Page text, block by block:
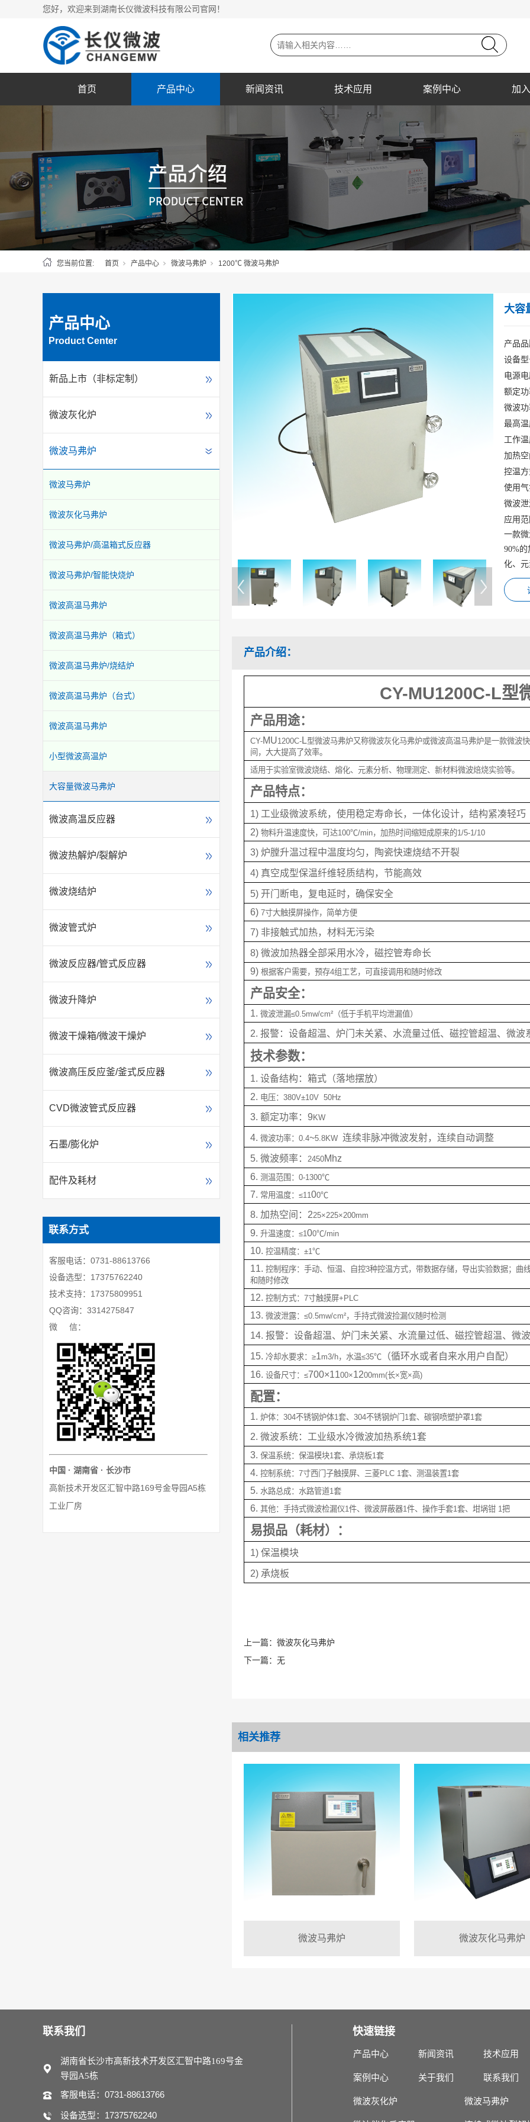
您好，欢迎来到湖南长仪微波科技有限公司官网！
首页 产品中心 新闻资讯 技术应用 案例中心 加
您当前位置: 首页 产品中心 微波马弗炉 1200℃ 微波马弗炉
产品中心
Product Center
新品上市（非标定制）
微波灰化炉
微波马弗炉
微波马弗炉
微波灰化马弗炉
微波马弗炉/高温箱式反应器
微波马弗炉/智能快烧炉
微波高温马弗炉
微波高温马弗炉（箱式）
微波高温马弗炉/烧结炉
微波高温马弗炉（台式）
微波高温马弗炉
小型微波高温炉
大容量微波马弗炉
微波高温反应器
微波热解炉/裂解炉
微波烧结炉
微波管式炉
微波反应器/管式反应器
微波升降炉
微波干燥箱/微波干燥炉
微波高压反应釜/釜式反应器
CVD微波管式反应器
石墨/膨化炉
配件及耗材
联系方式
客服电话：0731-88613766
设备选型：17375762240
技术支持：17375809951
QQ咨询：3314275847
微 信：
中国 · 湖南省 · 长沙市
高新技术开发区汇智中路169号金导园A5栋
工业厂房
大容
产品
设备型
电源
额定
微波
最高
工作
加热空
控温
使用
微波泄
应用
一款
90%
化、
产品介绍：
CY-MU1200C-L型
产品用途：
CY-MU1200C- L型微波马弗炉又称微波灰化马弗炉或微波高温马弗炉是一款微波
间，大大提高了效率。
适用于实验室微波烧结、熔化、元素分析、物理测定、新材料微波焙烧实验等。
产品特点：
1) 工业级微波系统，使用稳定寿命长，一体化设计，结构紧凑轻巧
2) 物料升温速度快，可达100℃/min，加热时间缩短成原来的1/5-1/10
3) 炉膛升温过程中温度均匀，陶瓷快速烧结不开裂
4) 真空成型保温纤维轻质结构，节能高效
5) 开门断电，复电延时，确保安全
6) 7寸大触摸屏操作，简单方便
7) 非接触式加热，材料无污染
8) 微波加热器全部采用水冷，磁控管寿命长
9) 根据客户需要，预存4组工艺，可直接调用和随时修改
产品安全：
1. 微波泄漏≤0.5mw/cm²（低于手机平均泄漏值）
2. 报警：设备超温、炉门未关紧、水流量过低、磁控管超温、微波
技术参数：
1. 设备结构：箱式（落地摆放）
2. 电压： 380V±10V  50Hz
3. 额定功率： 9 KW
4. 微波功率： 0.4~5.8KW 连续非脉冲微波发射，连续自动调整
5. 微波频率： 2450Mhz
6. 测温范围： 0-1300℃
7. 常用温度：≤1100℃
8. 加热空间： 225×225×200mm
9. 升温速度：≤100℃/min
10. 控温精度：±1℃
11. 控制程序：手动、恒温、自控3种控温方式，带数据存储，导出实验数据；曲
和随时修改
12. 控制方式： 7寸触摸屏+PLC
13. 微波泄露：≤0.5mw/cm²，手持式微波捡漏仪随时检测
14. 报警：设备超温、炉门未关紧、水流量过低、磁控管超温、微
15. 冷却水要求：≥1m3/h，水温≤35℃ （循环水或者自来水用户自配）
16. 设备尺寸：≤700×1100×1200mm(长×宽×高)
配置：
1. 炉体： 304不锈钢炉体1套、 304不锈钢炉门 1套、碳钢喷塑护罩1套
2. 微波系统：工业级水冷微波加热系统1套
3. 保温系统：保温模块1套、承烧板1套
4. 控制系统： 7寸西门子触摸屏、三菱PLC 1套、测温装置1套
5. 水路总成：水路管道1套
6. 其他：手持式微波检漏仪1件、微波屏蔽器1件、操作手套1套、坩埚钳 1把
易损品（耗材）：
1) 保温模块
2) 承烧板
上一篇： 微波灰化马弗炉
下一篇： 无
相关推荐
微波马弗炉 微波灰化马弗炉
联系我们
湖南省长沙市高新技术开发区汇智中路169号金
导园A5栋
客服电话：0731-88613766
设备选型：17375762240
快速链接
产品中心 新闻资讯 技术应用
案例中心 关于我们 联系我们
微波灰化炉 微波马弗炉